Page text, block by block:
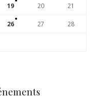
19 20 21
26 27 28